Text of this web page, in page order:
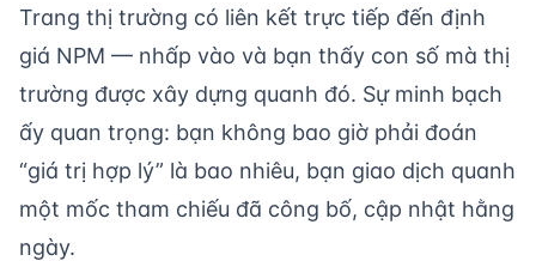
Trang thị trường có liên kết trực tiếp đến định
giá NPM — nhấp vào và bạn thấy con số mà thị
trường được xây dựng quanh đó. Sự minh bạch
ấy quan trọng: bạn không bao giờ phải đoán
“giá trị hợp lý” là bao nhiêu, bạn giao dịch quanh
một mốc tham chiếu đã công bố, cập nhật hằng
ngày.